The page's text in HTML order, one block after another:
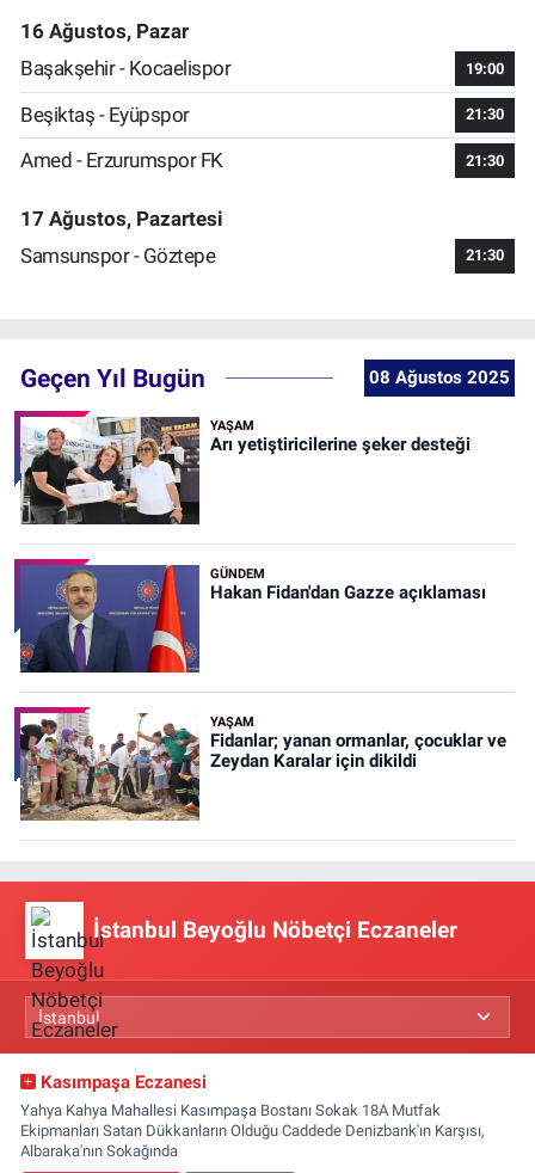
16 Ağustos, Pazar
Başakşehir - Kocaelispor
19:00
Beşiktaş - Eyüpspor 21:30
Amed - Erzurumspor FK 21:30
17 Ağustos, Pazartesi
Samsunspor - Göztepe
21:30
Geçen Yıl Bugün 08 Ağustos 2025
YAŞAM
Arı yetiştiricilerine şeker desteği
GÜNDEM
Hakan Fidan'dan Gazze açıklaması
YAŞAM
Fidanlar; yanan ormanlar, çocuklar ve
Zeydan Karalar için dikildi
İstanbul Beyoğlu Nöbetçi Eczaneler
Kasımpaşa Eczanesi
Yahya Kahya Mahallesi Kasımpaşa Bostanı Sokak 18A Mutfak
Ekipmanları Satan Dükkanların Olduğu Caddede Denizbank'ın Karşısı,
Albaraka'nın Sokağında